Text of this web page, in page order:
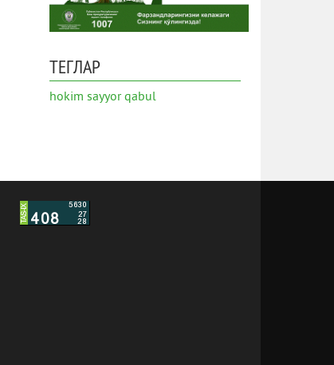
ТЕГЛАР
hokim sayyor qabul